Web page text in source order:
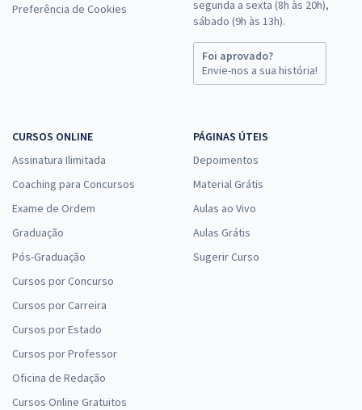
Preferência de Cookies
segunda a sexta (8h às 20h),
sábado (9h às 13h).
Foi aprovado?
Envie-nos a sua história!
CURSOS ONLINE
Assinatura Ilimitada
Coaching para Concursos
Exame de Ordem
Graduação
Pós-Graduação
Cursos por Concurso
Cursos por Carreira
Cursos por Estado
Cursos por Professor
Oficina de Redação
Cursos Online Gratuitos
PÁGINAS ÚTEIS
Depoimentos
Material Grátis
Aulas ao Vivo
Aulas Grátis
Sugerir Curso